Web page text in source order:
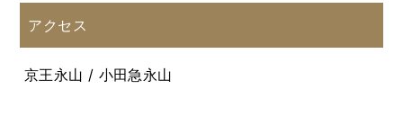
アクセス
京王永山 / 小田急永山